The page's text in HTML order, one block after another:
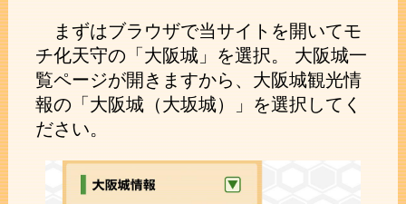
まずはブラウザで当サイトを開いてモ
チ化天守の「大阪城」を選択。 大阪城一
覧ページが開きますから、大阪城観光情
報の「大阪城（大坂城）」を選択してく
ださい。